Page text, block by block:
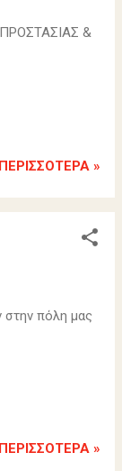
&
»
στην πόλη μας
»